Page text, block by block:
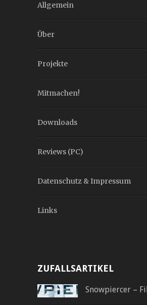
Allgemein
Über
Projekte
Mitmachen!
Downloads
Reviews (PC)
Datenschutz & Impressum
Links
ZUFALLSARTIKEL
Snowpiercer –